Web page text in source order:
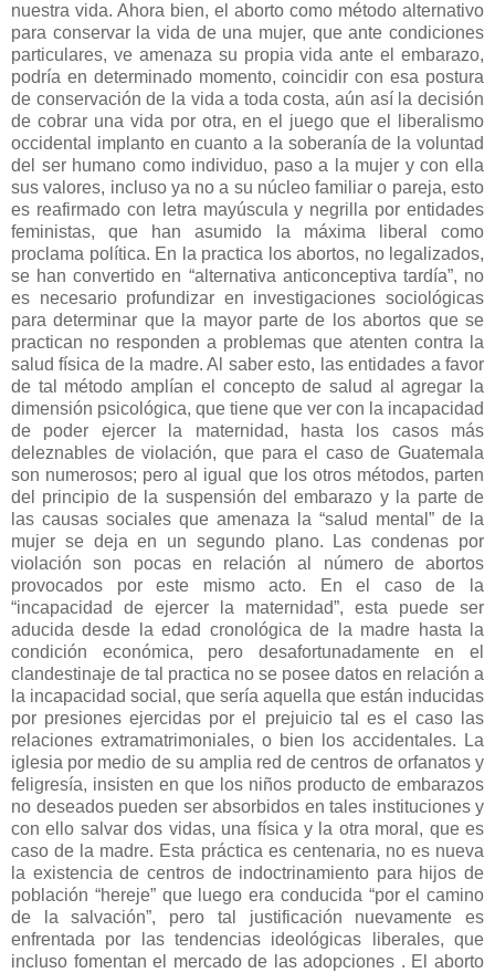
nuestra vida. Ahora bien, el aborto como método alternativo
para conservar la vida de una mujer, que ante condiciones
particulares, ve amenaza su propia vida ante el embarazo,
podría en determinado momento, coincidir con esa postura
de conservación de la vida a toda costa, aún así la decisión
de cobrar una vida por otra, en el juego que el liberalismo
occidental implanto en cuanto a la soberanía de la voluntad
del ser humano como individuo, paso a la mujer y con ella
sus valores, incluso ya no a su núcleo familiar o pareja, esto
es reafirmado con letra mayúscula y negrilla por entidades
feministas, que han asumido la máxima liberal como
proclama política. En la practica los abortos, no legalizados,
se han convertido en “alternativa anticonceptiva tardía”, no
es necesario profundizar en investigaciones sociológicas
para determinar que la mayor parte de los abortos que se
practican no responden a problemas que atenten contra la
salud física de la madre. Al saber esto, las entidades a favor
de tal método amplían el concepto de salud al agregar la
dimensión psicológica, que tiene que ver con la incapacidad
de poder ejercer la maternidad, hasta los casos más
deleznables de violación, que para el caso de Guatemala
son numerosos; pero al igual que los otros métodos, parten
del principio de la suspensión del embarazo y la parte de
las causas sociales que amenaza la “salud mental” de la
mujer se deja en un segundo plano. Las condenas por
violación son pocas en relación al número de abortos
provocados por este mismo acto. En el caso de la
“incapacidad de ejercer la maternidad”, esta puede ser
aducida desde la edad cronológica de la madre hasta la
condición económica, pero desafortunadamente en el
clandestinaje de tal practica no se posee datos en relación a
la incapacidad social, que sería aquella que están inducidas
por presiones ejercidas por el prejuicio tal es el caso las
relaciones extramatrimoniales, o bien los accidentales. La
iglesia por medio de su amplia red de centros de orfanatos y
feligresía, insisten en que los niños producto de embarazos
no deseados pueden ser absorbidos en tales instituciones y
con ello salvar dos vidas, una física y la otra moral, que es
caso de la madre. Esta práctica es centenaria, no es nueva
la existencia de centros de indoctrinamiento para hijos de
población “hereje” que luego era conducida “por el camino
de la salvación”, pero tal justificación nuevamente es
enfrentada por las tendencias ideológicas liberales, que
incluso fomentan el mercado de las adopciones . El aborto